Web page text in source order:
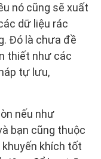
nó cũng sẽ xuất
dữ liệu rác
Đó là chưa đề
thiết như các
tự lưu,
nếu như
bạn cũng thuộc
khích tốt